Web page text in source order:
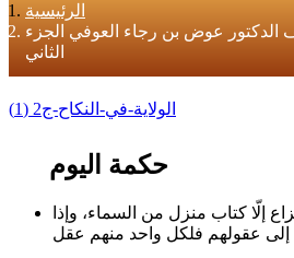
الرئيسية
الدكتور عوض بن رجاء العوفي الجزء
الثاني
الولاية-في-النكاح-ج2 (1)
حكمة اليوم
إلّا كتاب منزل من السماء، وإذا